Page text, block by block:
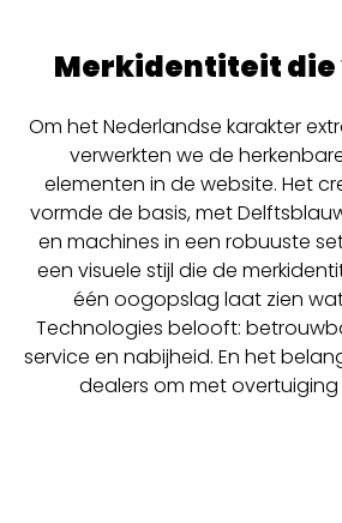
Merkidentiteit
Om het Nederlandse karakter
verwerkten we de
elementen in de website. Het
vormde de basis, met
en machines in een robuuste
een visuele stijl die de
één oogopslag laat zien wat
Technologies belooft:
service en nabijheid. En het
dealers om met